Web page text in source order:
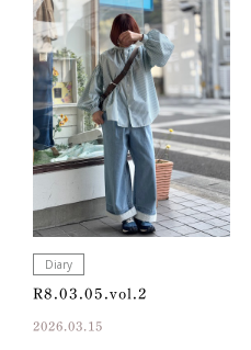
Diary
R8.03.05.vol.2
2026.03.15